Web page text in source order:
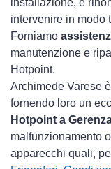
installazione, è
intervenire in modo
Forniamo
manutenzione e
Hotpoint.
Archimede Varese
fornendo loro un
Hotpoint a
malfunzionamento
apparecchi quali,